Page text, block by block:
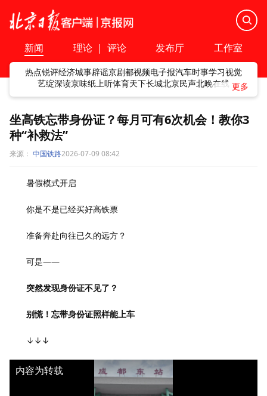
新闻 理论 | 评论 发布厅 工作室
热点锐评经济城事辟谣京剧都视频电子报汽车时事学习视觉
艺绽深读京味纸上听体育天下长城北京民声北晚在线
坐高铁忘带身份证？每月可有6次机会！教你3
种“补救法”
来源： 中国铁路2026-07-09 08:42
暑假模式开启
你是不是已经买好高铁票
准备奔赴向往已久的远方？
可是——
突然发现身份证不见了？
别慌！忘带身份证照样能上车
↓↓↓
内容为转载